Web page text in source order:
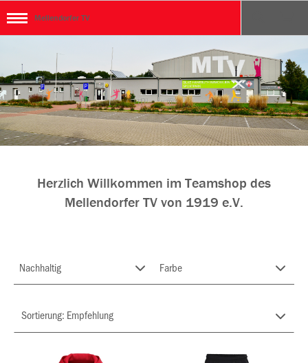
Mellendorfer TV
Herzlich Willkommen im Teamshop des
Mellendorfer TV von 1919 e.V.
Nachhaltig Farbe